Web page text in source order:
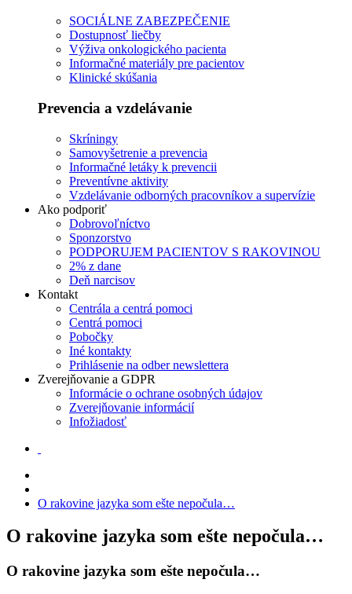
SOCIÁLNE ZABEZPEČENIE
Dostupnosť liečby
Výživa onkologického pacienta
Informačné materiály pre pacientov
Klinické skúšania
Prevencia a vzdelávanie
Skríningy
Samovyšetrenie a prevencia
Informačné letáky k prevencii
Preventívne aktivity
Vzdelávanie odborných pracovníkov a supervízie
Ako podporiť
Dobrovoľníctvo
Sponzorstvo
PODPORUJEM PACIENTOV S RAKOVINOU
2% z dane
Deň narcisov
Kontakt
Centrála a centrá pomoci
Centrá pomoci
Pobočky
Iné kontakty
Prihlásenie na odber newslettera
Zverejňovanie a GDPR
Informácie o ochrane osobných údajov
Zverejňovanie informácií
Infožiadosť
O rakovine jazyka som ešte nepočula…
O rakovine jazyka som ešte nepočula…
O rakovine jazyka som ešte nepočula…